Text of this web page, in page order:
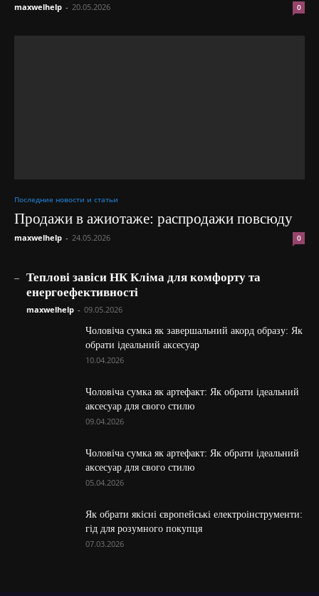
maxwelhelp - 20.05.2026 0
Последние новости и статьи
Продажи в ажиотаже: распродажи повсюду
maxwelhelp - 24.05.2026 0
Теплові завіси НК Кліма для комфорту та
енергоефективності
maxwelhelp - 09.05.2026
Чоловіча сумка як завершальний акорд образу: Як
обрати ідеальний аксесуар
10.04.2026
Чоловіча сумка як артефакт: Як обрати ідеальний
аксесуар для свого стилю
09.04.2026
Чоловіча сумка як артефакт: Як обрати ідеальний
аксесуар для свого стилю
05.04.2026
Як обрати якісні європейські електроінструменти:
гід для розумного покупця
07.03.2026